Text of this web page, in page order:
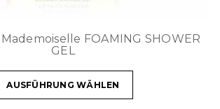
FOAMING SHOWER
GEL
AUSFÜHRUNG WÄHLEN